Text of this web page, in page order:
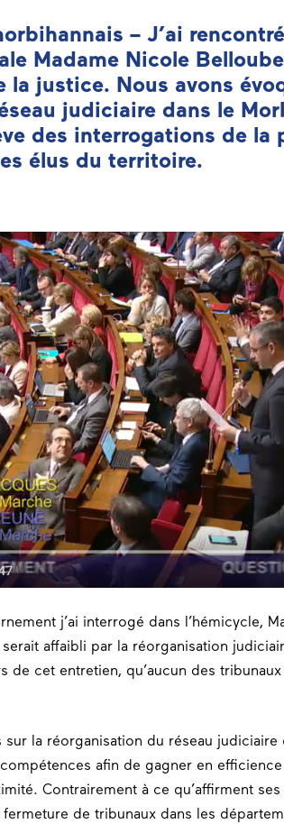
– J’ai
Madame Nicole
la justice. Nous avons
judiciaire dans le
des interrogations de la
élus du territoire.
j’ai interrogé dans l’hémicycle,
affaibli par la réorganisation
de cet entretien, qu’aucun des
sur la réorganisation du réseau
afin de gagner en
Contrairement à ce qu’affirment
de tribunaux dans les